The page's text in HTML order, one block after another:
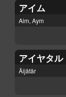
アイム
Aim, Aym
アイヤタル
Äijätär